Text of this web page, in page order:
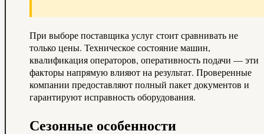
При выборе поставщика услуг стоит сравнивать не
только цены. Техническое состояние машин,
квалификация операторов, оперативность подачи — эти
факторы напрямую влияют на результат. Проверенные
компании предоставляют полный пакет документов и
гарантируют исправность оборудования.
Сезонные особенности